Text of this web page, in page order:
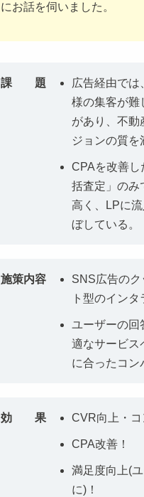
にお話を伺いました。
課 題
広告経由では
様の集客が難
があり、不動
ジョンの質を
CPAを改善し
括査定」のみ
高く、LPに
ぼしている。
施策内容
SNS広告の
ト型のインタ
ユーザーの回
適なサービス
に合ったコン
効 果 CVR向上・コ
CPA改善！
満足度向上(
に)！